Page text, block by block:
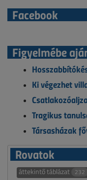
Facebook
Figyelmébe
Ki végezhet
Tragikus
Társasházak
Rovatok
áttekintő táblázat 232